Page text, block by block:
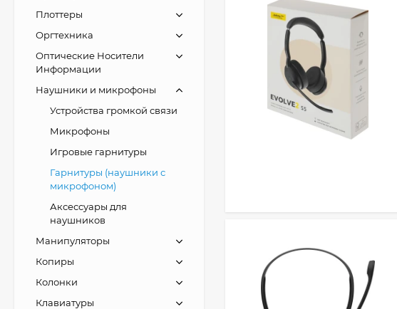
Плоттеры
Оргтехника
Оптические Носители
Информации
Наушники и микрофоны
Устройства громкой связи
Микрофоны
Игровые гарнитуры
Гарнитуры (наушники с
микрофоном)
Аксессуары для
наушников
Манипуляторы
Копиры
Колонки
Клавиатуры